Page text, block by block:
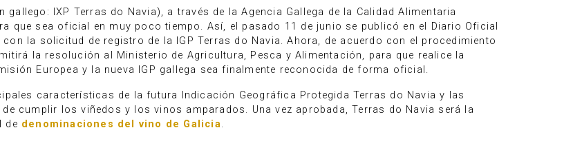
IXP Terras do Navia), a través de la Agencia Gallega de la Calidad Alimentaria
que sea oficial en muy poco tiempo. Así, el pasado 11 de junio se publicó en el Diario Oficial
con la solicitud de registro de la IGP Terras do Navia. Ahora, de acuerdo con el procedimiento
la resolución al Ministerio de Agricultura, Pesca y Alimentación, para que realice la
Europea y la nueva IGP gallega sea finalmente reconocida de forma oficial.
características de la futura Indicación Geográfica Protegida Terras do Navia y las
cumplir los viñedos y los vinos amparados. Una vez aprobada, Terras do Navia será la
de denominaciones del vino de Galicia.